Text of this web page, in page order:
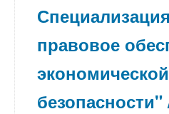
правовое
экономической
безопасности"